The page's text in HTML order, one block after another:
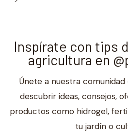
Inspírate con tips
agricultura en
Únete a nuestra
descubrir ideas, consejos,
productos como hidrogel,
tu jardín o